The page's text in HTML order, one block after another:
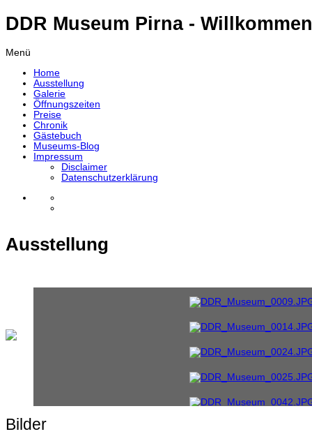
DDR Museum Pirna -
Menü
Home
Ausstellung
Galerie
Öffnungszeiten
Preise
Chronik
Gästebuch
Museums-Blog
Impressum
Disclaimer
Datenschutzerklärung
Ausstellung
Bilder